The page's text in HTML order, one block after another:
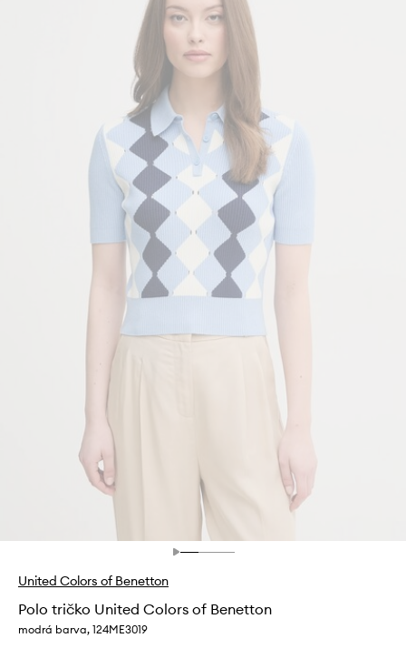
United Colors of Benetton
Polo tričko United Colors of Benetton
modrá barva, 124ME3019